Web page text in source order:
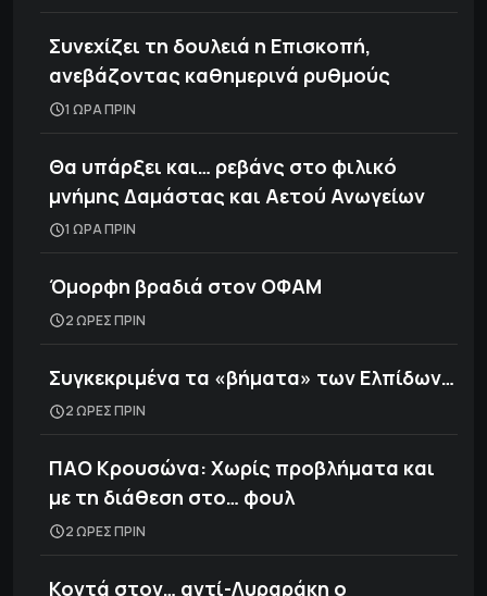
Συνεχίζει τη δουλειά η Επισκοπή,
ανεβάζοντας καθημερινά ρυθμούς
1 ΩΡΑ ΠΡΙΝ
Θα υπάρξει και… ρεβάνς στο φιλικό
μνήμης Δαμάστας και Αετού Ανωγείων
1 ΩΡΑ ΠΡΙΝ
Όμορφη βραδιά στον ΟΦΑΜ
2 ΩΡΕΣ ΠΡΙΝ
Συγκεκριμένα τα «βήματα» των Ελπίδων…
2 ΩΡΕΣ ΠΡΙΝ
ΠΑΟ Κρουσώνα: Χωρίς προβλήματα και
με τη διάθεση στο… φουλ
2 ΩΡΕΣ ΠΡΙΝ
Κοντά στον… αντί-Λυραράκη ο